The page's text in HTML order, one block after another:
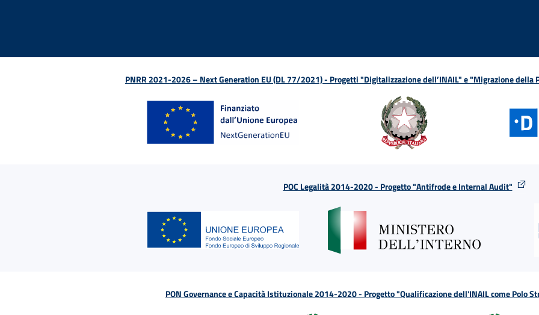
PNRR 2021-2026 – Next Generation EU (DL 77/2021) - Progetti "Digitalizzazione dell’INAIL" e "Migrazione della
POC Legalità 2014-2020 - Progetto "Antifrode e Internal Audit"
PON Governance e Capacità Istituzionale 2014-2020 - Progetto "Qualificazione dell'INAIL come Polo